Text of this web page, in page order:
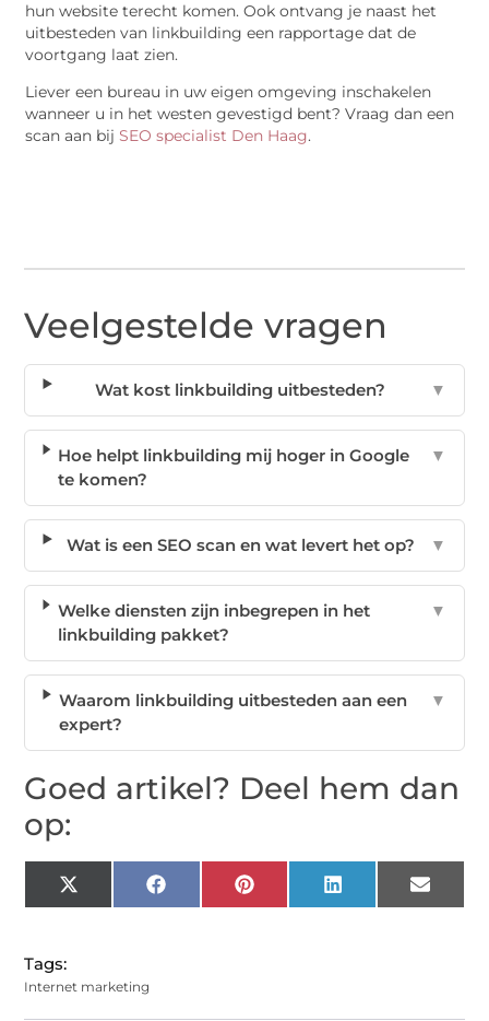
hun website terecht komen. Ook ontvang je naast het
uitbesteden van linkbuilding een rapportage dat de
voortgang laat zien.
Liever een bureau in uw eigen omgeving inschakelen
wanneer u in het westen gevestigd bent? Vraag dan een
scan aan bijSEO specialist Den Haag.
Veelgestelde vragen
Wat kost linkbuilding uitbesteden? ▼
Hoe helpt linkbuilding mij hoger in Google
te komen?
▼
Wat is een SEO scan en wat levert het op? ▼
Welke diensten zijn inbegrepen in het
linkbuilding pakket?
▼
Waarom linkbuilding uitbesteden aan een
expert?
▼
Goed artikel? Deel hem dan
op:
X
(Twitter)
Facebook Pinterest LinkedIn Email
Tags:
Internet marketing